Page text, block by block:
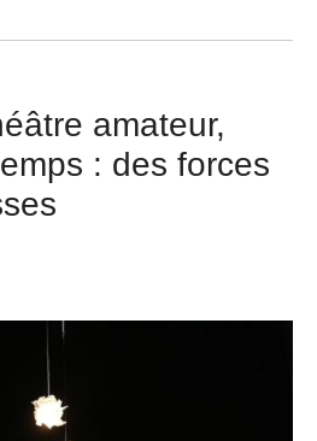
amateur,
: des forces